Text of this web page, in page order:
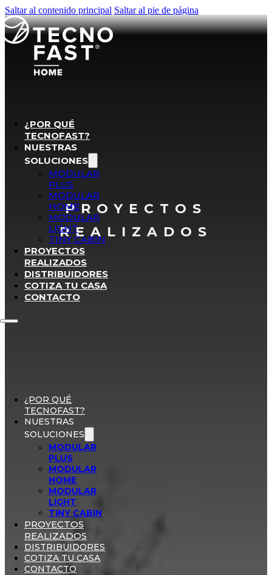
Saltar al contenido principal Saltar al pie de página
¿POR QUÉ
TECNOFAST?
NUESTRAS
SOLUCIONES
MODULAR
PLUS
MODULAR
HOME
MODULAR
LIGHT
TINY CABIN
PROYECTOS
REALIZADOS
DISTRIBUIDORES
COTIZA TU CASA
CONTACTO
¿POR QUÉ
TECNOFAST?
NUESTRAS
SOLUCIONES
MODULAR
PLUS
MODULAR
HOME
MODULAR
LIGHT
TINY CABIN
PROYECTOS
REALIZADOS
DISTRIBUIDORES
COTIZA TU CASA
CONTACTO
PROYECTOS
REALIZADOS